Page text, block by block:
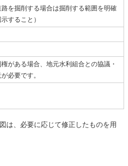
路を掘削する場合は掘削する範囲を明確
すること）
がある場合、地元水利組合との協議・
が必要です。
は、必要に応じて修正したものを用